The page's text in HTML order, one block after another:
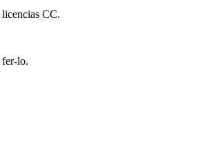
CC.
fer-lo.